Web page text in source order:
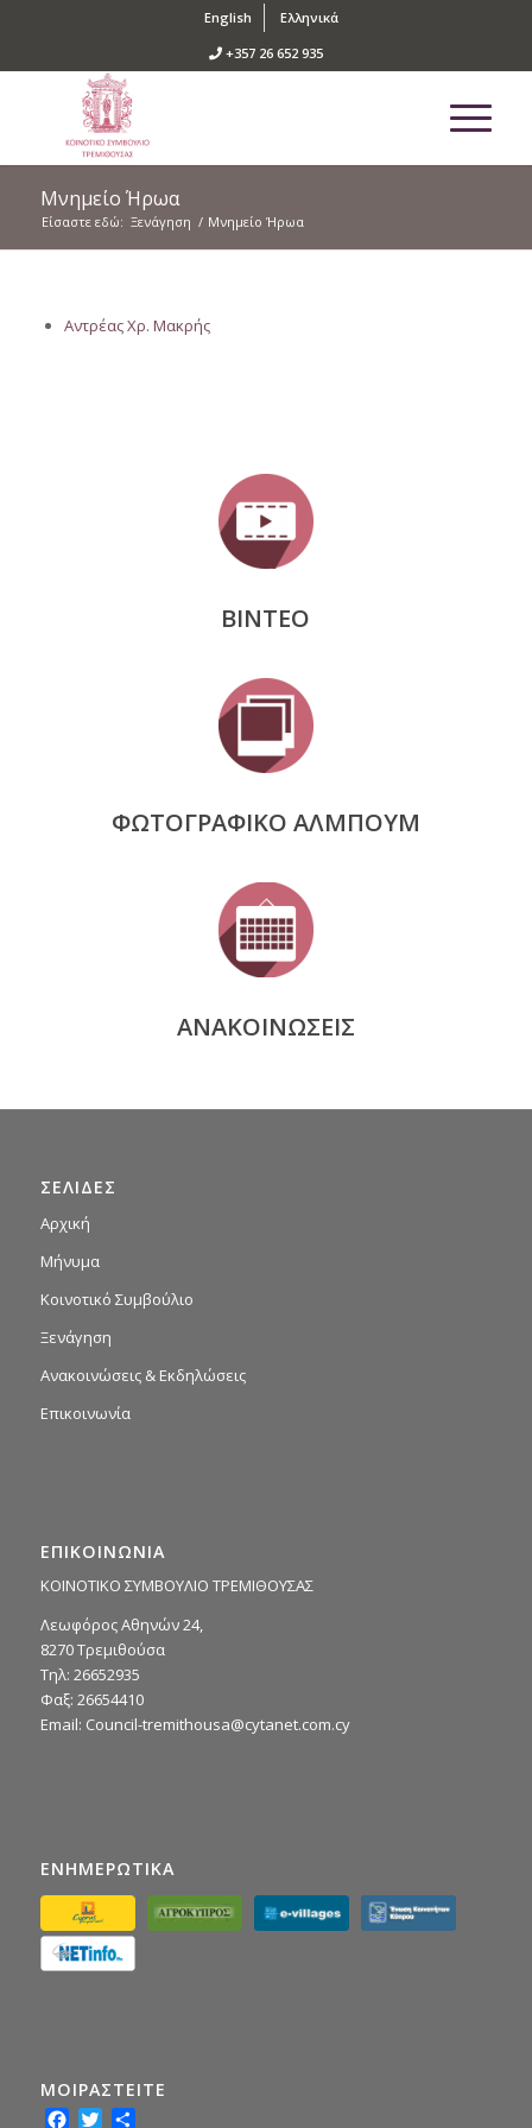
English
Ελληνικά
+357 26 652 935
Μνημείο Ήρωα
Είσαστε εδώ: Ξενάγηση / Μνημείο Ήρωα
Αντρέας Χρ. Μακρής
ΒΙΝΤΕΟ
ΦΩΤΟΓΡΑΦΙΚΟ ΑΛΜΠΟΥΜ
ΑΝΑΚΟΙΝΩΣΕΙΣ
ΣΕΛΙΔΕΣ
Αρχική
Μήνυμα
Κοινοτικό Συμβούλιο
Ξενάγηση
Ανακοινώσεις & Εκδηλώσεις
Επικοινωνία
ΕΠΙΚΟΙΝΩΝΙΑ
ΚΟΙΝΟΤΙΚΟ ΣΥΜΒΟΥΛΙΟ ΤΡΕΜΙΘΟΥΣΑΣ
Λεωφόρος Αθηνών 24,
8270 Τρεμιθούσα
Τηλ: 26652935
Φαξ: 26654410
Email: Council-tremithousa@cytanet.com.cy
ΕΝΗΜΕΡΩΤΙΚΑ
ΜΟΙΡΑΣTEITE
Facebook
Twitter